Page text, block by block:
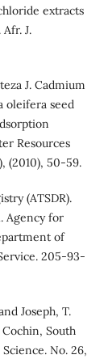
extracts
J.
J. Cadmium
oleifera seed
Resources
(2010), 50-59.
(ATSDR).
Agency for
of
205-93-
Joseph, T.
South
No. 26,